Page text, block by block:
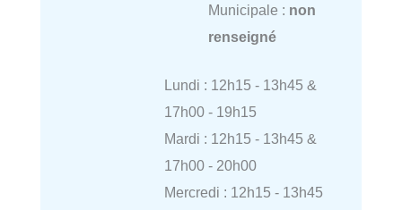
Municipale : non
renseigné
Lundi : 12h15 - 13h45 &
17h00 - 19h15
Mardi : 12h15 - 13h45 &
17h00 - 20h00
Mercredi : 12h15 - 13h45